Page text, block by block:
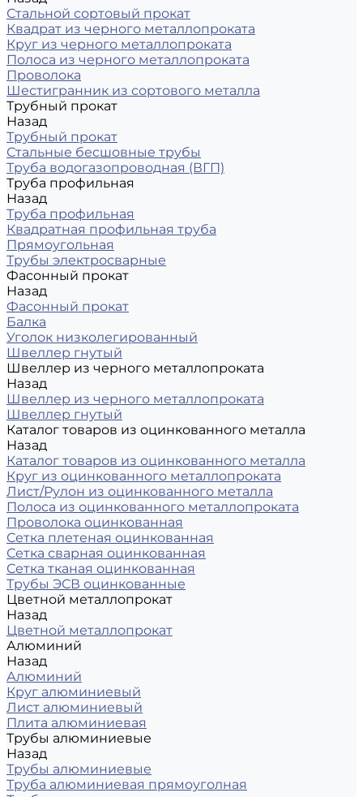
Стальной сортовый прокат
Квадрат из черного металлопроката
Круг из черного металлопроката
Полоса из черного металлопроката
Проволока
Шестигранник из сортового металла
Трубный прокат
Назад
Трубный прокат
Стальные бесшовные трубы
Труба водогазопроводная (ВГП)
Труба профильная
Назад
Труба профильная
Квадратная профильная труба
Прямоугольная
Трубы электросварные
Фасонный прокат
Назад
Фасонный прокат
Балка
Уголок низколегированный
Швеллер гнутый
Швеллер из черного металлопроката
Назад
Швеллер из черного металлопроката
Швеллер гнутый
Каталог товаров из оцинкованного металла
Назад
Каталог товаров из оцинкованного металла
Круг из оцинкованного металлопроката
Лист/Рулон из оцинкованного металла
Полоса из оцинкованного металлопроката
Проволока оцинкованная
Сетка плетеная оцинкованная
Сетка сварная оцинкованная
Сетка тканая оцинкованная
Трубы ЭСВ оцинкованные
Цветной металлопрокат
Назад
Цветной металлопрокат
Алюминий
Назад
Алюминий
Круг алюминиевый
Лист алюминиевый
Плита алюминиевая
Трубы алюминиевые
Назад
Трубы алюминиевые
Труба алюминиевая прямоуголная